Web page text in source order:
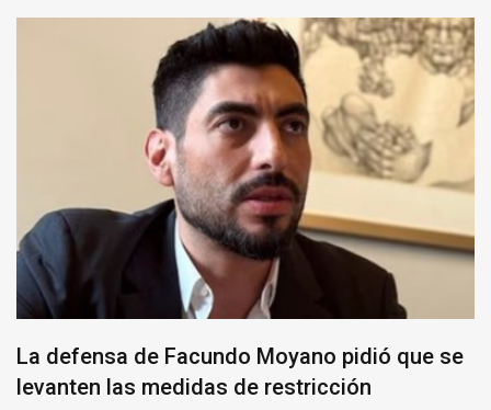
La defensa de Facundo Moyano pidió que se
levanten las medidas de restricción